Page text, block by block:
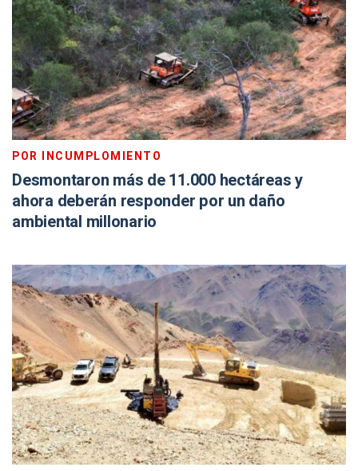
POR INCUMPLOMIENTO
Desmontaron más de 11.000 hectáreas y
ahora deberán responder por un daño
ambiental millonario